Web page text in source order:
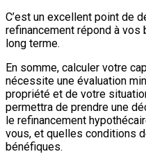
C’est un excellent point de
refinancement répond à
long terme.
En somme, calculer votre
nécessite une évaluation
propriété et de votre
permettra de prendre une
le refinancement
vous, et quelles conditions
bénéfiques.